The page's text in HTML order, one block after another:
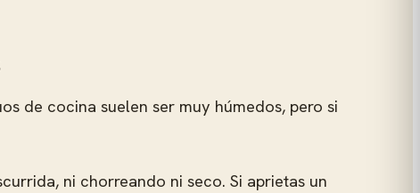
de cocina suelen ser muy húmedos, pero si
ni chorreando ni seco. Si aprietas un